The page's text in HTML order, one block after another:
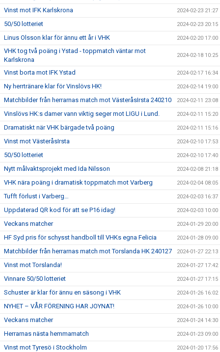
Vinst mot IFK Karlskrona 2024-02-23 21:27
50/50 lotteriet 2024-02-23 20:15
Linus Olsson klar för ännu ett år i VHK 2024-02-20 17:00
VHK tog två poäng i Ystad - toppmatch väntar mot
Karlskrona
2024-02-18 10:25
Vinst borta mot IFK Ystad 2024-02-17 16:34
Ny herrtränare klar för Vinslövs HK! 2024-02-14 19:00
Matchbilder från herrarnas match mot VästeråsIrsta 240210 2024-02-11 23:08
Vinslövs HK:s damer vann viktig seger mot LIGU i Lund. 2024-02-11 15:20
Dramatiskt när VHK bärgade två poäng 2024-02-11 15:16
Vinst mot VästeråsIrsta 2024-02-10 17:53
50/50 lotteriet 2024-02-10 17:40
Nytt målvaktsprojekt med Ida Nilsson 2024-02-08 21:18
VHK nära poäng i dramatisk toppmatch mot Varberg 2024-02-04 08:05
Tufft förlust i Varberg… 2024-02-03 16:37
Uppdaterad QR kod för att se P16 idag! 2024-02-03 10:00
Veckans matcher 2024-01-29 20:00
HF Syd pris för schysst handboll till VHKs egna Felicia 2024-01-28 09:00
Matchbilder från herrarnas match mot Torslanda HK 240127 2024-01-27 22:13
Vinst mot Torslanda! 2024-01-27 17:42
Vinnare 50/50 lotteriet 2024-01-27 17:15
Schuster är klar för ännu en säsong i VHK 2024-01-26 16:02
NYHET – VÅR FÖRENING HAR JOYNAT! 2024-01-26 10:00
Veckans matcher 2024-01-24 14:30
Herrarnas nästa hemmamatch 2024-01-23 09:00
Vinst mot Tyresö i Stockholm 2024-01-20 17:56